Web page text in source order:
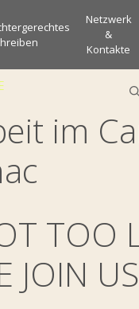
Netzwerk
&
Kontakte
im
TOO
JOIN